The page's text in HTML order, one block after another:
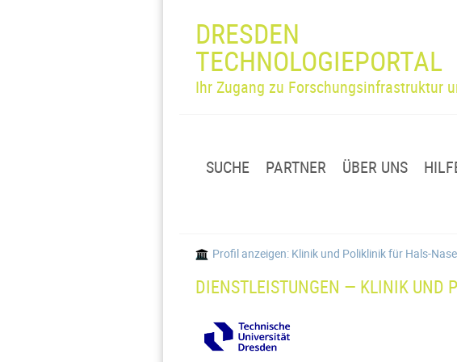
DRESDEN
TECHNOLOGIEPORTAL
Ihr Zugang zu Forschungsinfrastruktur
SUCHE PARTNER ÜBER UNS
Profil anzeigen: Klinik und Poliklinik für Hals-
DIENSTLEISTUNGEN — KLINIK UND